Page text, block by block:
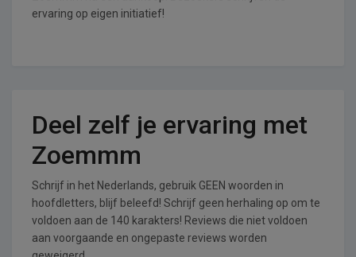
ervaring op eigen initiatief!
Deel zelf je ervaring met
Zoemmm
Schrijf in het Nederlands, gebruik GEEN woorden in
hoofdletters, blijf beleefd! Schrijf geen herhaling op om te
voldoen aan de 140 karakters! Reviews die niet voldoen
aan voorgaande en ongepaste reviews worden